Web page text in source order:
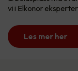
vi i Elkonor
Les mer her